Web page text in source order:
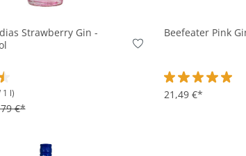
Strawberry Gin -
Bewertung von 4.5 von 5 Sternen
l)
€*
Beefeater Pink
21,49 €*